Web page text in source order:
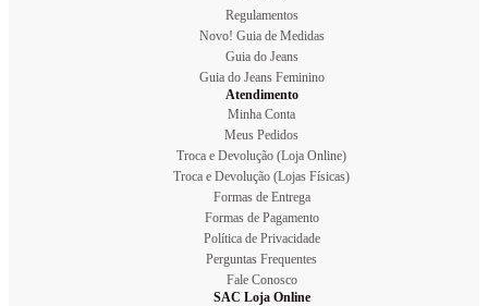
Regulamentos
Novo! Guia de Medidas
Guia do Jeans
Guia do Jeans Feminino
Atendimento
Minha Conta
Meus Pedidos
Troca e Devolução (Loja Online)
Troca e Devolução (Lojas Físicas)
Formas de Entrega
Formas de Pagamento
Política de Privacidade
Perguntas Frequentes
Fale Conosco
SAC Loja Online